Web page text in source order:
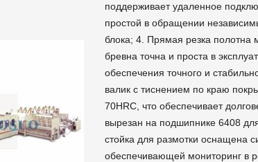
поддерживает удаленное
простой в обращении
блока; 4. Прямая резка
бревна точна и проста в
обеспечения точного и
валик с тиснением по краю
70HRC, что обеспечивает
вырезан на подшипнике 6408
стойка для размотки оснащена
обеспечивающей мониторинг в